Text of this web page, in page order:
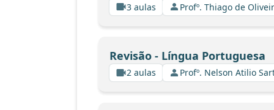
3 aulas Profº. Thiago de
Revisão - Língua Portuguesa
2 aulas Profº. Nelson Atilio